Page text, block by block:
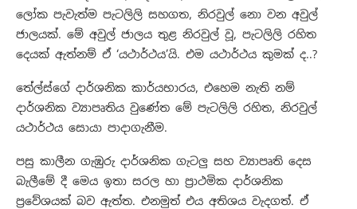
ලෝක පැවැත්ම පැටලිලි සහගත, නිරවුල් නො වන අවුල්
ජාලයක්. මේ අවුල් ජාලය තුළ නිරවුල් වූ, පැටලිලි රහිත
දෙයක් ඇත්නම් ඒ ‘යථාර්ථය’යි. එම යථාර්ථය කුමක් ද..?
තේල්ස්ගේ දාර්ශනික කාර්යභාරය, එහෙම නැති නම්
දාර්ශනික ව්‍යාපෘතිය වුණේත මේ පැටලිලි රහිත, නිරවුල්
යථාර්ථය සොයා පාදාගැනීම.
පසු කාලීන ගැඹුරු දාර්ශනික ගැටලු සහ ව්‍යාපෘති දෙස
බැලීමේ දී මෙය ඉතා සරල හා ප්‍රාථමික දාර්ශනික
ප්‍රවේශයක් බව ඇත්ත. එනමුත් එය අතිශය වැදගත්. ඒ